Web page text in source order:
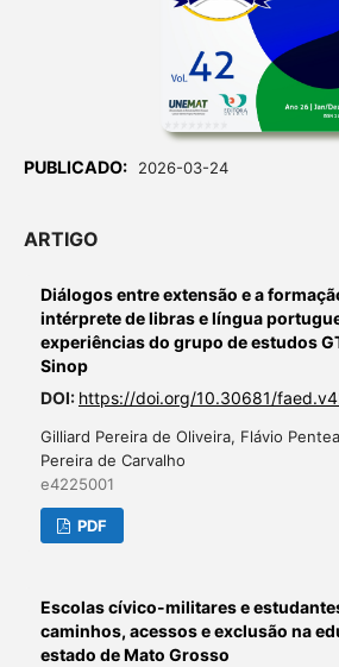
PUBLICADO: 2026-03-24
ARTIGO
Diálogos entre extensão e a
intérprete de libras e língua
experiências do grupo de estudos
Sinop
DOI: https://doi.org/10.30681/
Gilliard Pereira de Oliveira, Flávio
Pereira de Carvalho
e4225001
PDF
Escolas cívico-militares e
caminhos, acessos e exclusão na
estado de Mato Grosso